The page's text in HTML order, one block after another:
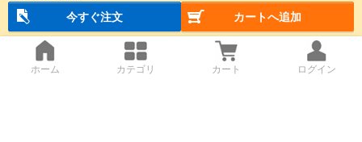
今すぐ注文
カートへ追加
ホーム カテゴリ カート ログイン